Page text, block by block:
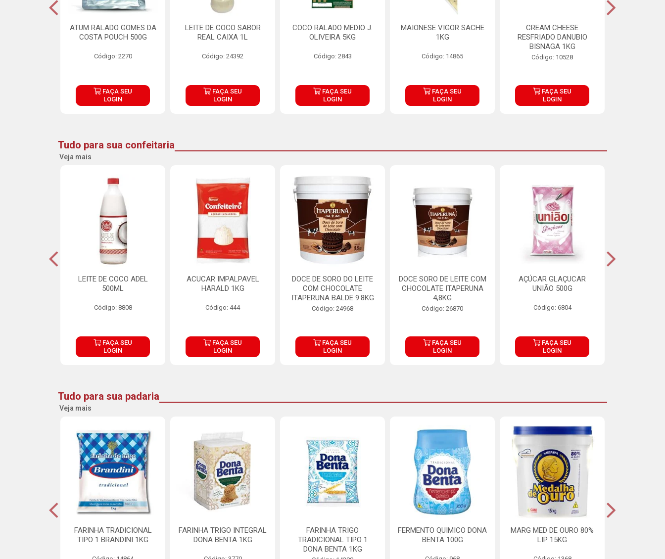
ATUM RALADO GOMES DA
COSTA POUCH 500G
Código: 2270
FAÇA SEU
LOGIN
LEITE DE COCO SABOR
REAL CAIXA 1L
Código: 24392
FAÇA SEU
LOGIN
COCO RALADO MEDIO J.
OLIVEIRA 5KG
Código: 2843
FAÇA SEU
LOGIN
MAIONESE VIGOR SACHE
1KG
Código: 14865
FAÇA SEU
LOGIN
CREAM CHEESE
RESFRIADO DANUBIO
BISNAGA 1KG
Código: 10528
FAÇA SEU
LOGIN
Tudo para sua confeitaria
Veja mais
LEITE DE COCO ADEL
500ML
Código: 8808
FAÇA SEU
LOGIN
ACUCAR IMPALPAVEL
HARALD 1KG
Código: 444
FAÇA SEU
LOGIN
DOCE DE SORO DO LEITE
COM CHOCOLATE
ITAPERUNA BALDE 9.8KG
Código: 24968
FAÇA SEU
LOGIN
DOCE SORO DE LEITE COM
CHOCOLATE ITAPERUNA
4,8KG
Código: 26870
FAÇA SEU
LOGIN
AÇÚCAR GLAÇUCAR
UNIÃO 500G
Código: 6804
FAÇA SEU
LOGIN
Tudo para sua padaria
Veja mais
FARINHA TRADICIONAL
TIPO 1 BRANDINI 1KG
FARINHA TRIGO INTEGRAL
DONA BENTA 1KG
FARINHA TRIGO
TRADICIONAL TIPO 1
DONA BENTA 1KG
FERMENTO QUIMICO DONA
BENTA 100G
MARG MED DE OURO 80%
LIP 15KG